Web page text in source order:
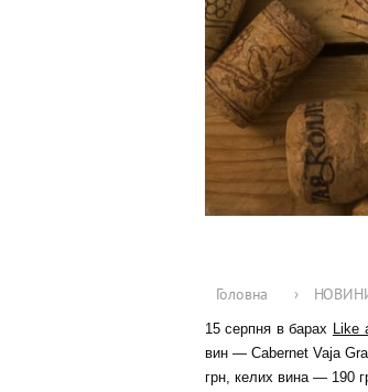
Головна ›
15 серпня в барах Like
вин — Cabernet Vaja
грн, келих вина — 190